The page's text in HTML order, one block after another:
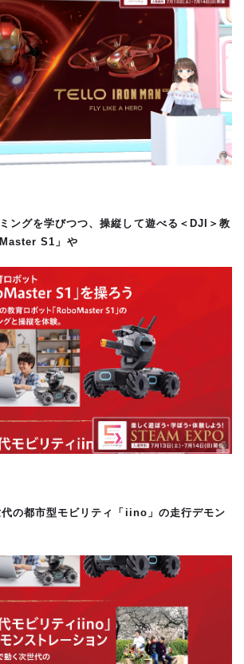
ングを学びつつ、操縦して遊べる＜DJI＞教
S1」や
の都市型モビリティ「iino」の走行デモン